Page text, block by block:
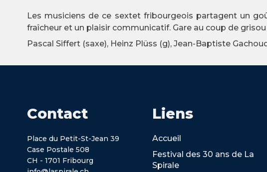
Les musiciens de ce sextet fribourgeois partagent un
fraîcheur et un plaisir communicatif. Gare au coup de
Pascal Siffert (saxe), Heinz Plüss (g), Jean-Baptiste
Contact
Place du Petit-St-Jean 39
Case Postale 508
CH - 1701 Fribourg
Liens
Accueil
Festival des 30 ans de La
Spirale